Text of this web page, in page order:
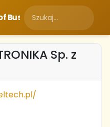
Business
Sp. z